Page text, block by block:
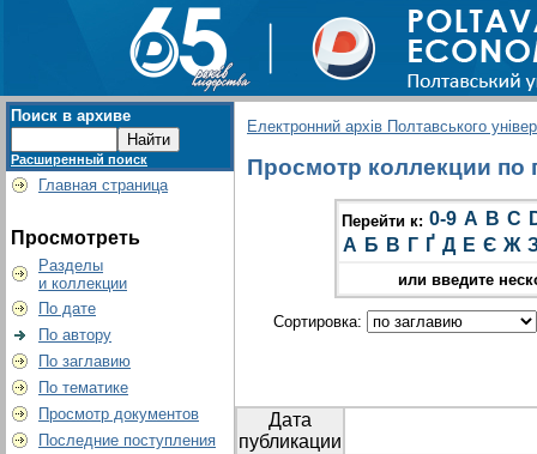
Поиск в архиве
Расширенный поиск
Главная страница
Просмотреть
Разделы
и коллекции
По дате
По автору
По заглавию
По тематике
Просмотр документов
Последние поступления
Електронний архів Полтавського
Просмотр коллекции по
Перейти к: 0-9 A B C
А Б В Г Ґ Д Е Є Ж
или введите
Сортировка:
Дата
публикации